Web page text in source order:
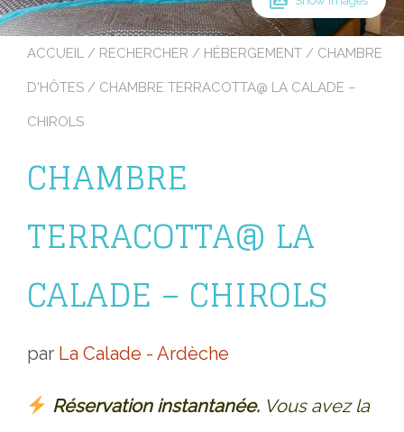
ACCUEIL / RECHERCHER / HÉBERGEMENT / CHAMBRE
D'HÔTES / CHAMBRE TERRACOTTA@ LA CALADE –
CHIROLS
CHAMBRE
TERRACOTTA@ LA
CALADE – CHIROLS
par La Calade - Ardèche
Réservation instantanée. Vous avez la